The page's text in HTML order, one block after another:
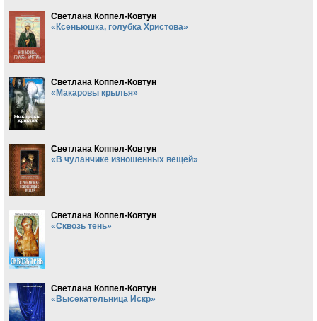
Светлана Коппел-Ковтун
«Ксеньюшка, голубка Христова»
Светлана Коппел-Ковтун
«Макаровы крылья»
Светлана Коппел-Ковтун
«В чуланчике изношенных вещей»
Светлана Коппел-Ковтун
«Сквозь тень»
Светлана Коппел-Ковтун
«Высекательница Искр»